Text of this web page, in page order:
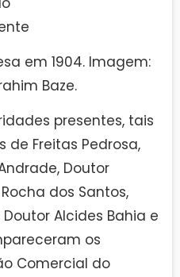
em 1904. Imagem:
Baze.
presentes, tais
de Freitas Pedrosa,
Doutor
dos Santos,
Alcides Bahia e
os
Comercial do